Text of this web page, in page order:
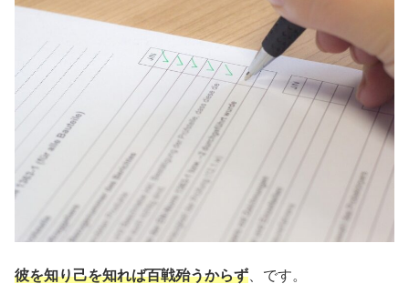
彼を知り己を知れば百戦殆うからず 、です。